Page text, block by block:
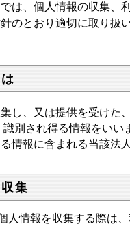
は、個人情報の収集、
のとおり適切に取り扱
し、又は提供を受けた
識別され得る情報をい
情報に含まれる当該法
集
人情報を収集する際は